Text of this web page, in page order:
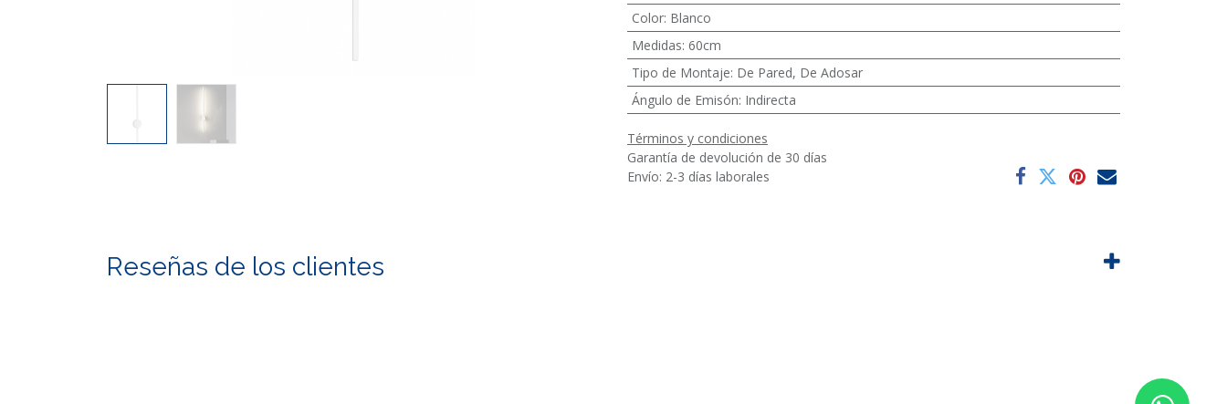
Color: Blanco
Medidas: 60cm
Tipo de Montaje: De Pared, De Adosar
Ángulo de Emisón: Indirecta
Términos y condiciones
Garantía de devolución de 30 días
Envío: 2-3 días laborales
Reseñas de los clientes